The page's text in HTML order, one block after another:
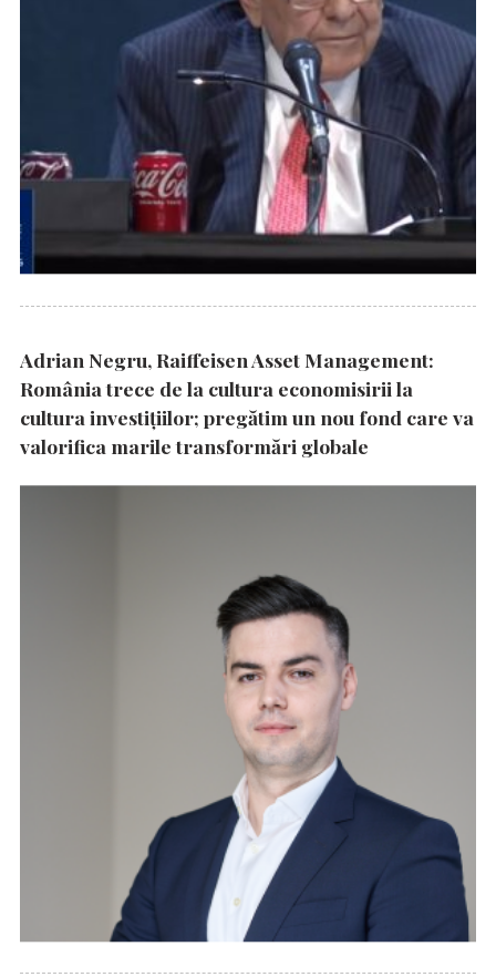
Adrian Negru, Raiffeisen Asset Management:
România trece de la cultura economisirii la
cultura investițiilor; pregătim un nou fond care va
valorifica marile transformări globale